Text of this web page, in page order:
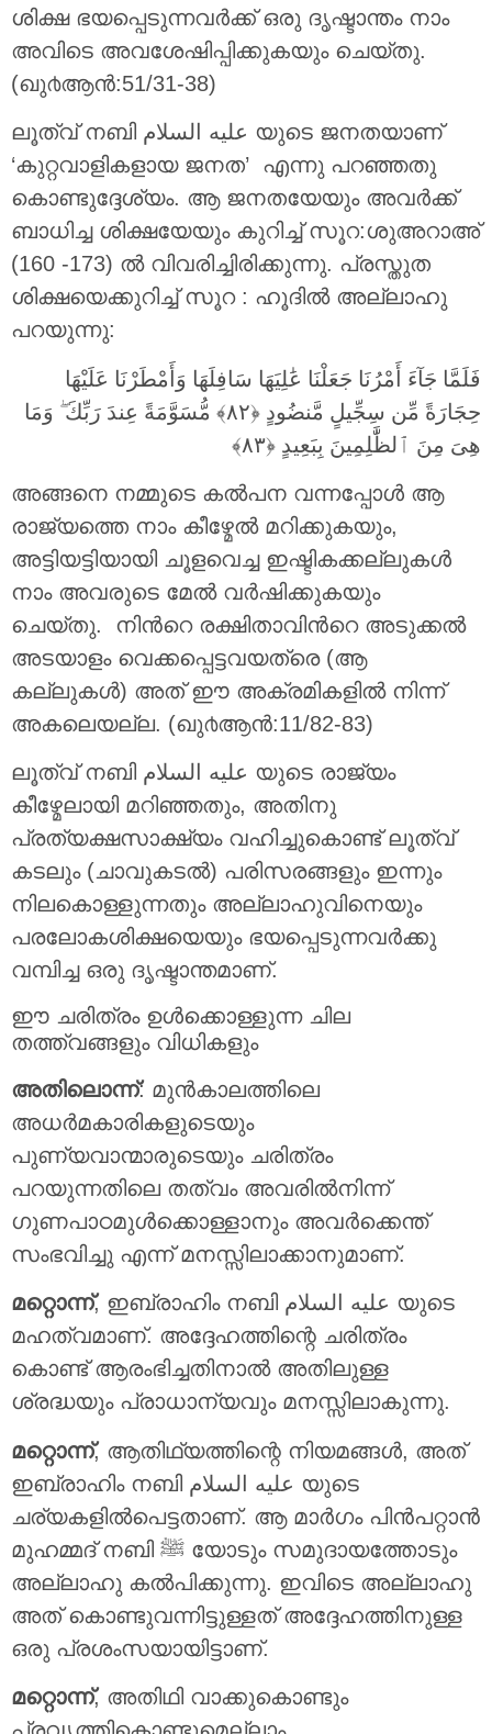
ശിക്ഷ ഭയപ്പെടുന്നവര്‍ക്ക് ഒരു ദൃഷ്ടാന്തം നാം
അവിടെ അവശേഷിപ്പിക്കുകയും ചെയ്തു.
(ഖു൪ആന്‍:51/31-38)
ലൂത്വ് നബി عليه السلام യുടെ ജനതയാണ്
‘കുറ്റവാളികളായ ജനത’ എന്നു പറഞ്ഞതു
കൊണ്ടുദ്ദേശ്യം. ആ ജനതയേയും അവര്‍ക്ക്
ബാധിച്ച ശിക്ഷയേയും കുറിച്ച് സൂറ:ശുഅറാഅ്
(160 -173) ൽ വിവരിച്ചിരിക്കുന്നു. പ്രസ്തുത
ശിക്ഷയെക്കുറിച്ച് സൂറ : ഹൂദിൽ അല്ലാഹു
പറയുന്നു:
فَلَمَّا جَآءَ أَمْرُنَا جَعَلْنَا عَٰلِيَهَا سَافِلَهَا وَأَمْطَرْنَا عَلَيْهَا
حِجَارَةً مِّن سِجِّيلٍ مَّنضُودٍ ‎﴿٨٢﴾‏ مُّسَوَّمَةً عِندَ رَبِّكَ ۖ وَمَا
هِىَ مِنَ ٱلظَّٰلِمِينَ بِبَعِيدٍ ‎﴿٨٣﴾‏
അങ്ങനെ നമ്മുടെ കല്‍പന വന്നപ്പോള്‍ ആ
രാജ്യത്തെ നാം കീഴ്മേല്‍ മറിക്കുകയും,
അട്ടിയട്ടിയായി ചൂളവെച്ച ഇഷ്ടികക്കല്ലുകള്‍
നാം അവരുടെ മേല്‍ വര്‍ഷിക്കുകയും
ചെയ്തു. നിന്‍റെ രക്ഷിതാവിന്‍റെ അടുക്കല്‍
അടയാളം വെക്കപ്പെട്ടവയത്രെ (ആ
കല്ലുകള്‍) അത് ഈ അക്രമികളില്‍ നിന്ന്
അകലെയല്ല. (ഖു൪ആന്‍:11/82-83)
ലൂത്വ് നബി عليه السلام യുടെ രാജ്യം
കീഴ്മേലായി മറിഞ്ഞതും, അതിനു
പ്രത്യക്ഷസാക്ഷ്യം വഹിച്ചുകൊണ്ട് ലൂത്വ്
കടലും (ചാവുകടല്‍) പരിസരങ്ങളും ഇന്നും
നിലകൊള്ളുന്നതും അല്ലാഹുവിനെയും
പരലോകശിക്ഷയെയും ഭയപ്പെടുന്നവര്‍ക്കു
വമ്പിച്ച ഒരു ദൃഷ്ടാന്തമാണ്.
ഈ ചരിത്രം ഉള്‍ക്കൊള്ളുന്ന ചില
തത്ത്വങ്ങളും വിധികളും
അതിലൊന്ന്: മുന്‍കാലത്തിലെ
അധര്‍മകാരികളുടെയും
പുണ്യവാന്മാരുടെയും ചരിത്രം
പറയുന്നതിലെ തത്വം അവരില്‍നിന്ന്
ഗുണപാഠമുള്‍ക്കൊള്ളാനും അവര്‍ക്കെന്ത്
സംഭവിച്ചു എന്ന് മനസ്സിലാക്കാനുമാണ്.
മറ്റൊന്ന്, ഇബ്രാഹിം നബി عليه السلام യുടെ
മഹത്വമാണ്. അദ്ദേഹത്തിന്റെ ചരിത്രം
കൊണ്ട് ആരംഭിച്ചതിനാല്‍ അതിലുള്ള
ശ്രദ്ധയും പ്രാധാന്യവും മനസ്സിലാകുന്നു.
മറ്റൊന്ന്, ആതിഥ്യത്തിന്റെ നിയമങ്ങള്‍, അത്
ഇബ്രാഹിം നബി عليه السلام യുടെ
ചര്യകളില്‍പെട്ടതാണ്. ആ മാര്‍ഗം പിന്‍പറ്റാന്‍
മുഹമ്മദ് നബി ﷺ യോടും സമുദായത്തോടും
അല്ലാഹു കല്‍പിക്കുന്നു. ഇവിടെ അല്ലാഹു
അത് കൊണ്ടുവന്നിട്ടുള്ളത് അദ്ദേഹത്തിനുള്ള
ഒരു പ്രശംസയായിട്ടാണ്.
മറ്റൊന്ന്, അതിഥി വാക്കുകൊണ്ടും